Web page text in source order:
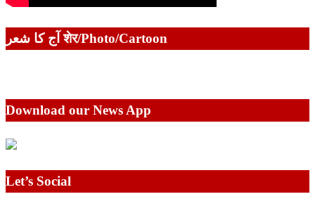
آج کا شعر शेर/Photo/Cartoon
Download our News App
Let’s Social